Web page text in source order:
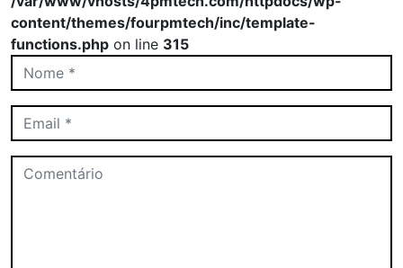
content/themes/fourpmtech/inc/template-
functions.php on line 315